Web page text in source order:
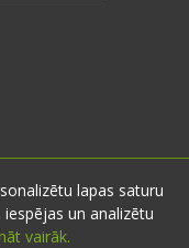
lapas saturu
un analizētu
vairāk.